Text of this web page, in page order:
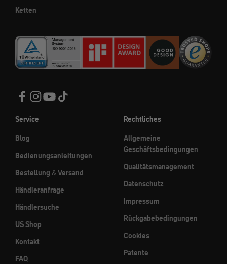
Ketten
Service
Blog
Bedienungsanleitungen
Bestellung & Versand
Händleranfrage
Händlersuche
US Shop
Kontakt
FAQ
Rechtliches
Allgemeine
Geschäftsbedingungen
Qualitätsmanagement
Datenschutz
Impressum
Rückgabebedingungen
Cookies
Patente